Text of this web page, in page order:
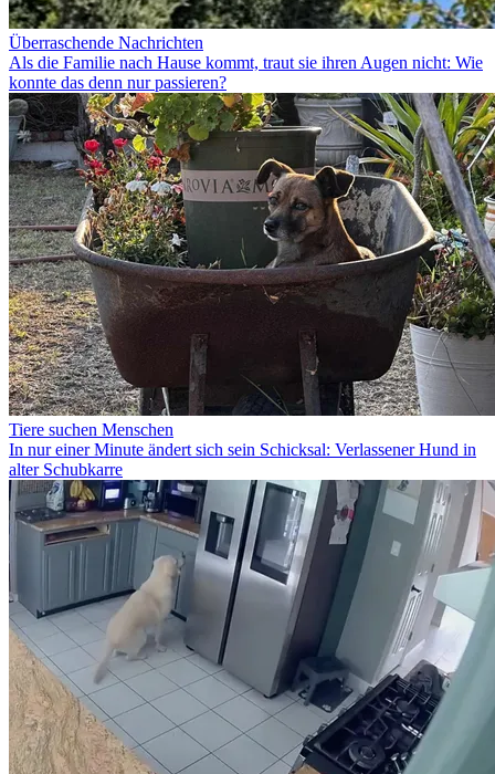
Überraschende Nachrichten
Als die Familie nach Hause kommt, traut sie ihren Augen nicht: Wie
konnte das denn nur passieren?
Tiere suchen Menschen
In nur einer Minute ändert sich sein Schicksal: Verlassener Hund in
alter Schubkarre